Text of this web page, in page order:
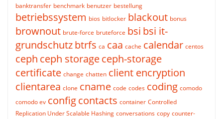
banktransfer benchmark benutzer bestellung
betriebssystem bios bitlocker blackout bonus
brownout brute-force bruteforce bsi bsi it-
grundschutzbtrfs ca caa cache calendar centos
ceph ceph storageceph-storage
certificate change chatten client encryption
clientarea clone cname code codes coding comodo
comodo ev configcontacts container Controlled
Replication Under Scalable Hashing conversations copy counter-